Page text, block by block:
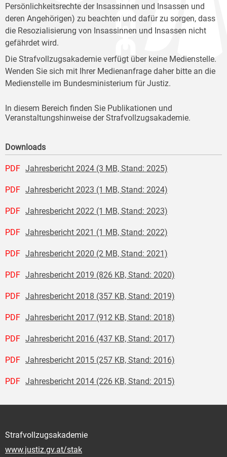
Persönlichkeitsrechte der Insassinnen und Insassen und
deren Angehörigen) zu beachten und dafür zu sorgen, dass
die Resozialisierung von Insassinnen und Insassen nicht
gefährdet wird.
Die Strafvollzugsakademie verfügt über keine Medienstelle.
Wenden Sie sich mit Ihrer Medienanfrage daher bitte an die
Medienstelle im Bundesministerium für Justiz.
In diesem Bereich finden Sie Publikationen und
Veranstaltungshinweise der Strafvollzugsakademie.
Downloads
PDF Jahresbericht 2024 (3 MB, Stand: 2025)
PDF Jahresbericht 2023 (1 MB, Stand: 2024)
PDF Jahresbericht 2022 (1 MB, Stand: 2023)
PDF Jahresbericht 2021 (1 MB, Stand: 2022)
PDF Jahresbericht 2020 (2 MB, Stand: 2021)
PDF Jahresbericht 2019 (826 KB, Stand: 2020)
PDF Jahresbericht 2018 (357 KB, Stand: 2019)
PDF Jahresbericht 2017 (912 KB, Stand: 2018)
PDF Jahresbericht 2016 (437 KB, Stand: 2017)
PDF Jahresbericht 2015 (257 KB, Stand: 2016)
PDF Jahresbericht 2014 (226 KB, Stand: 2015)
Strafvollzugsakademie
www.justiz.gv.at/stak